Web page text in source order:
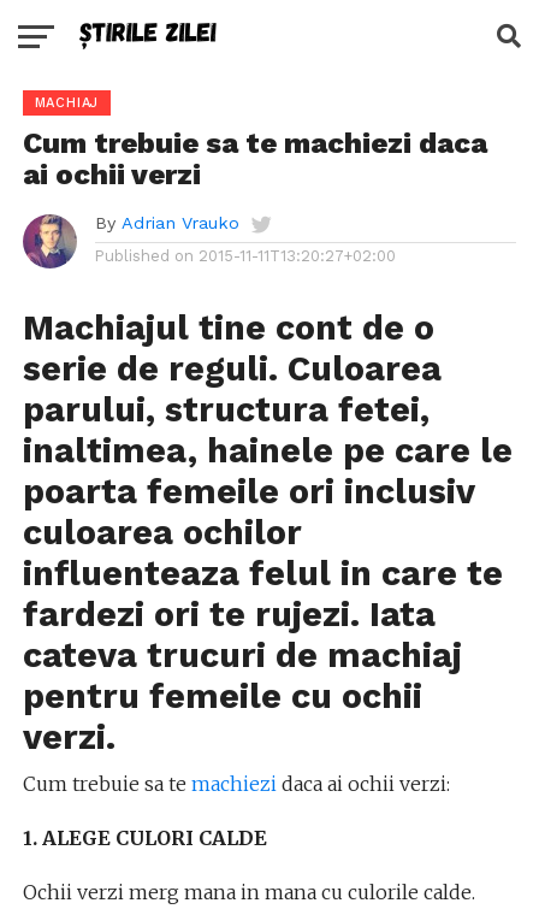
MACHIAJ
Cum trebuie sa te machiezi daca
ai ochii verzi
By Adrian Vrauko
Published on 2015-11-11T13:20:27+02:00
Machiajul tine cont de o
serie de reguli. Culoarea
parului, structura fetei,
inaltimea, hainele pe care le
poarta femeile ori inclusiv
culoarea ochilor
influenteaza felul in care te
fardezi ori te rujezi. Iata
cateva trucuri de machiaj
pentru femeile cu ochii
verzi.
Cum trebuie sa te machiezidaca ai ochii verzi:
1. ALEGE CULORI CALDE
Ochii verzi merg mana in mana cu culorile calde.